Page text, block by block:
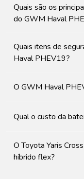
Quais são os
do GWM Haval
Quais itens de
Haval PHEV19?
O GWM Haval
Qual o custo da
O Toyota Yaris
híbrido flex?